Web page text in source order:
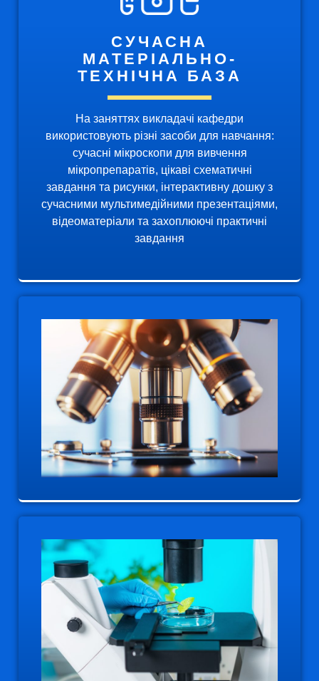
СУЧАСНА
МАТЕРІАЛЬНО-
ТЕХНІЧНА БАЗА
На заняттях викладачі кафедри
використовують різні засоби для навчання:
сучасні мікроскопи для вивчення
мікропрепаратів, цікаві схематичні
завдання та рисунки, інтерактивну дошку з
сучасними мультимедійними презентаціями,
відеоматеріали та захоплюючі практичні
завдання